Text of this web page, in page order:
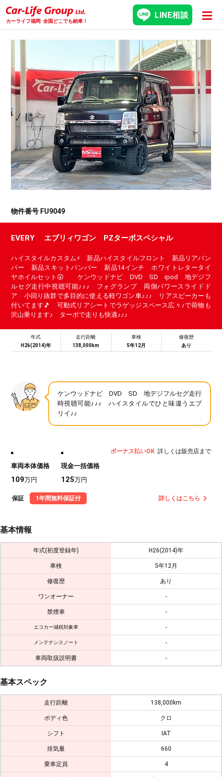
カーライフ福岡 全国どこでも納車！
LINE相談
物件番号 FU9049
EVERY エブリィワゴン PZターボスペシャル
ハイスタイルカスタム⚡ 新品ハイスタイルフロント 新品リアバン
パー 新品スキットバンパー 新品14インチ ホワイトレタータイ
ヤホイルセット😲 ケンウッドナビ DVD SD ipod 地デジフ
ルセグ走行中視聴可能♪♪♪ フォグランプ 両側パワースライドド
ア 小回り抜群で多目的に使える軽ワゴン車♪♪♪ リアスピーカーも
付いてます🎵 可動式リアシートでラゲッジスペース広々♪で荷物も
沢山乗ります♪ ターボで走りも快適♪♪♪
年式
H26(2014)年
走行距離
138,000km
車検
5年12月
修復歴
あり
ケンウッドナビ DVD SD 地デジフルセグ走行
時視聴可能♪♪♪ ハイスタイルでひと味違うエブ
リイ♪♪
車両本体価格
109万円
現金一括価格
125万円
ボーナス払いOK 詳しくは販売店まで
保証 1年間無料保証付 詳しくはこちら
基本情報
年式(初度登録年) H26(2014)年
車検 5年12月
修復歴 あり
ワンオーナー -
禁煙車 -
エコカー減税対象車 -
メンテナンスノート -
車両取扱説明書 -
基本スペック
走行距離 138,000km
ボディ色 クロ
シフト IAT
排気量 660
乗車定員 4